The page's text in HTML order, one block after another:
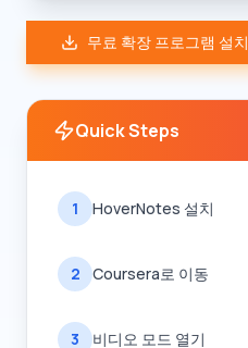
무료 확장 프로그램 설치
Quick Steps
1 HoverNotes 설치
2 Coursera로 이동
3 비디오 모드 열기